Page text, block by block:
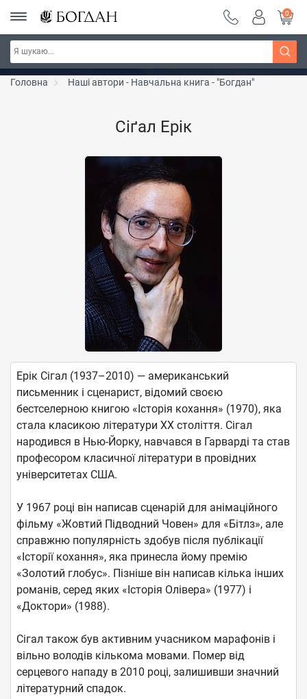
Серія "Чейзіана" ~ знижка 20%
0
Головна Наші автори - Навчальна книга - "Богдан"
Сіґал Ерік
Ерік Сігал (1937–2010) — американський
письменник і сценарист, відомий своєю
бестселерною книгою «Історія кохання» (1970), яка
стала класикою літератури ХХ століття. Сігал
народився в Нью-Йорку, навчався в Гарварді та став
професором класичної літератури в провідних
університетах США.
У 1967 році він написав сценарій для анімаційного
фільму «Жовтий Підводний Човен» для «Бітлз», але
справжню популярність здобув після публікації
«Історії кохання», яка принесла йому премію
«Золотий глобус». Пізніше він написав кілька інших
романів, серед яких «Історія Олівера» (1977) і
«Доктори» (1988).
Сігал також був активним учасником марафонів і
вільно володів кількома мовами. Помер від
серцевого нападу в 2010 році, залишивши значний
літературний спадок.